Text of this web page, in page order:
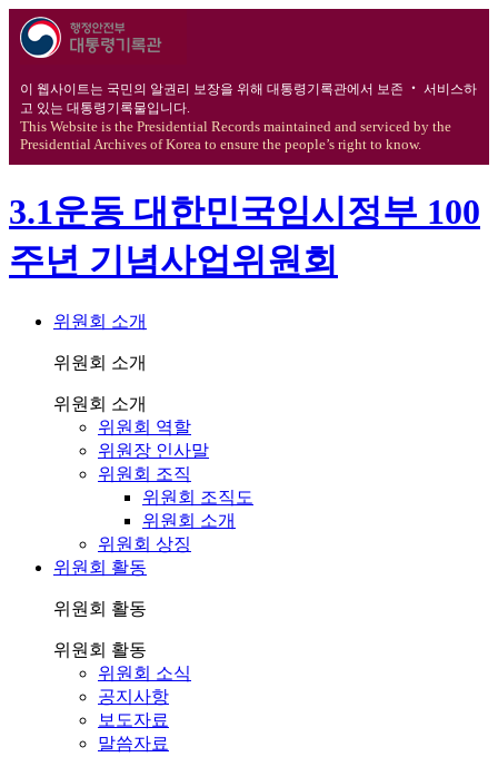
이 웹사이트는 국민의 알권리 보장을 위해 대통령기록관에서 보존 ‧ 서비스하
고 있는 대통령기록물입니다.
This Website is the Presidential Records maintained and serviced by the
Presidential Archives of Korea to ensure the people’s right to know.
3.1운동 대한민국임시정부 100
주년 기념사업위원회
위원회 소개
위원회 소개
위원회 소개
위원회 역할
위원장 인사말
위원회 조직
위원회 조직도
위원회 소개
위원회 상징
위원회 활동
위원회 활동
위원회 활동
위원회 소식
공지사항
보도자료
말씀자료